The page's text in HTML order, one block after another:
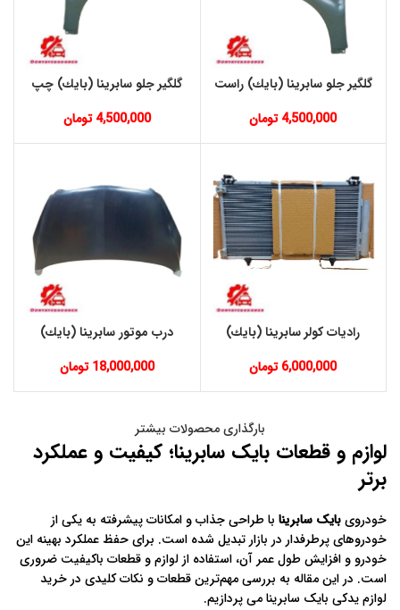
گلگیر جلو سابرینا (بايك) راست
4,500,000 تومان
گلگیر جلو سابرینا (بايك) چپ
4,500,000 تومان
راديات كولر سابرینا (بايك)
6,000,000 تومان
درب موتور سابرینا (بايك)
18,000,000 تومان
بارگذاری محصولات بیشتر
لوازم و قطعات بایک سابرینا؛ کیفیت و عملکرد
برتر
خودرویبایک سابرینا با طراحی جذاب و امکانات پیشرفته به یکی از
خودروهای پرطرفدار در بازار تبدیل شده است. برای حفظ عملکرد بهینه این
خودرو و افزایش طول عمر آن، استفاده از لوازم و قطعات باکیفیت ضروری
است. در این مقاله به بررسی مهم‌ترین قطعات و نکات کلیدی در خرید
لوازم یدکی بایک سابرینا می‌ پردازیم.